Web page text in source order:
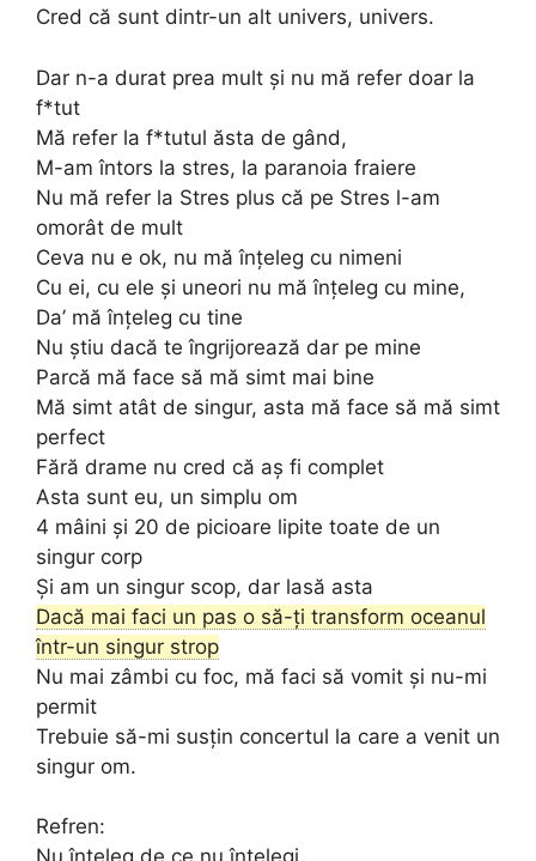
Cred că sunt dintr-un alt univers, univers.
Dar n-a durat prea mult și nu mă refer doar la
f*tut
Mă refer la f*tutul ăsta de gând,
M-am întors la stres, la paranoia fraiere
Nu mă refer la Stres plus că pe Stres l-am
omorât de mult
Ceva nu e ok, nu mă înțeleg cu nimeni
Cu ei, cu ele și uneori nu mă înțeleg cu mine,
Da’ mă înțeleg cu tine
Nu știu dacă te îngrijorează dar pe mine
Parcă mă face să mă simt mai bine
Mă simt atât de singur, asta mă face să mă simt
perfect
Fără drame nu cred că aș fi complet
Asta sunt eu, un simplu om
4 mâini și 20 de picioare lipite toate de un
singur corp
Și am un singur scop, dar lasă asta
Dacă mai faci un pas o să-ți transform oceanul
într-un singur strop
Nu mai zâmbi cu foc, mă faci să vomit și nu-mi
permit
Trebuie să-mi susțin concertul la care a venit un
singur om.
Refren:
Nu înțeleg de ce nu înțelegi